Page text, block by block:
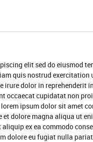
elit sed do eiusmod
quis nostrud
irure dolor in reprehenderit
occaecat cupidatat non
ipsum dolor sit amet
dolore magna aliqua ut
ex ea commodo
dolore eu fugiat nulla